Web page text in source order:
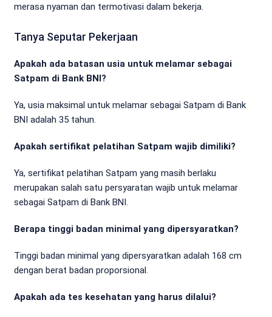
merasa nyaman dan termotivasi dalam bekerja.
Tanya Seputar Pekerjaan
Apakah ada batasan usia untuk melamar sebagai
Satpam di Bank BNI?
Ya, usia maksimal untuk melamar sebagai Satpam di Bank
BNI adalah 35 tahun.
Apakah sertifikat pelatihan Satpam wajib dimiliki?
Ya, sertifikat pelatihan Satpam yang masih berlaku
merupakan salah satu persyaratan wajib untuk melamar
sebagai Satpam di Bank BNI.
Berapa tinggi badan minimal yang dipersyaratkan?
Tinggi badan minimal yang dipersyaratkan adalah 168 cm
dengan berat badan proporsional.
Apakah ada tes kesehatan yang harus dilalui?